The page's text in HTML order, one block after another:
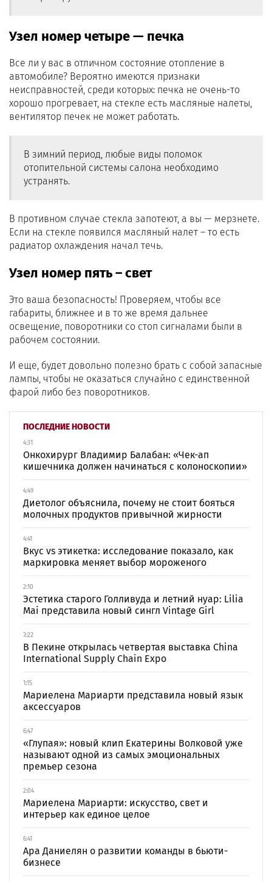
ПОСЛЕДНИЕ НОВОСТИ
4:31
Онкохирург Владимир Балабан: «Чек-ап
кишечника должен начинаться с колоноскопии»
4:49
Диетолог объяснила, почему не стоит бояться
молочных продуктов привычной жирности
4:41
Вкус vs этикетка: исследование показало, как
маркировка меняет выбор мороженого
2:10
Эстетика старого Голливуда и летний нуар: Lilia
Mai представила новый сингл Vintage Girl
3:22
В Пекине открылась четвертая выставка China
International Supply Chain Expo
1:15
Мариелена Мариарти представила новый язык
аксессуаров
6:47
«Глупая»: новый клип Екатерины Волковой уже
называют одной из самых эмоциональных
премьер сезона
2:04
Мариелена Мариарти: искусство, свет и
интерьер как единое целое
6:41
Ара Даниелян о развитии команды в бьюти-
бизнесе
Узел номер четыре — печка
Все ли у вас в отличном состояние отопление в
автомобиле? Вероятно имеются признаки
неисправностей, среди которых: печка не очень-то
хорошо прогревает, на стекле есть масляные налеты,
вентилятор печек не может работать.
В зимний период, любые виды поломок
отопительной системы салона необходимо
устранять.
В противном случае стекла запотеют, а вы — мерзнете.
Если на стекле появился масляный налет – то есть
радиатор охлаждения начал течь.
Узел номер пять – свет
Это ваша безопасность! Проверяем, чтобы все
габариты, ближнее и в то же время дальнее
освещение, поворотники со стоп сигналами были в
рабочем состоянии.
И еще, будет довольно полезно брать с собой запасные
лампы, чтобы не оказаться случайно с единственной
фарой либо без поворотников.